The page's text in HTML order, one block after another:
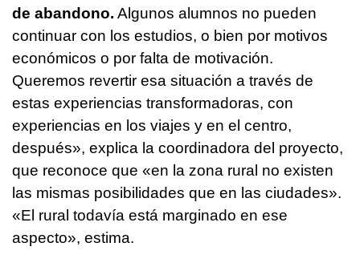
de abandono. Algunos alumnos no pueden
continuar con los estudios, o bien por motivos
económicos o por falta de motivación.
Queremos revertir esa situación a través de
estas experiencias transformadoras, con
experiencias en los viajes y en el centro,
después», explica la coordinadora del proyecto,
que reconoce que «en la zona rural no existen
las mismas posibilidades que en las ciudades».
«El rural todavía está marginado en ese
aspecto», estima.